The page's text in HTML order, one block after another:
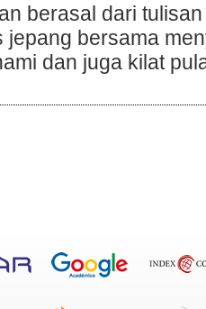
berasal dari
jepang bersama
dan juga kilat